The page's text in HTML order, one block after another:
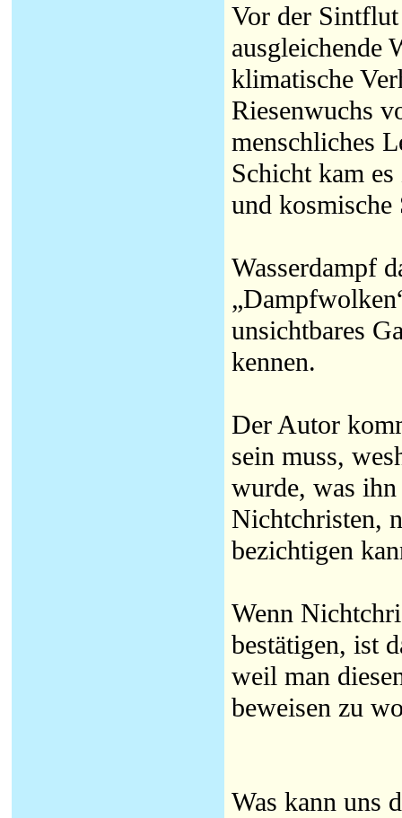
Vor der Sintflut
ausgleichende
klimatische
Riesenwuchs
menschliches
Schicht kam
und kosmische
Wasserdampf
unsichtbares
kennen.
Der Autor
sein muss,
wurde, was
Nichtchristen,
bezichtigen
Wenn
bestätigen, ist
weil man
beweisen zu
Was kann uns